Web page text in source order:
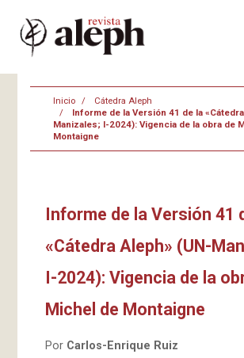
Inicio
Cátedra Aleph
Informe de la Versión 41 de la
Manizales; I-2024): Vigencia de la obra de
Montaigne
Informe de la Versión 41
«Cátedra Aleph» (UN-
I-2024): Vigencia de la
Michel de Montaigne
Por Carlos-Enrique Ruiz